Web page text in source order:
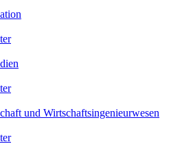
und Wirtschaftsingenieurwesen